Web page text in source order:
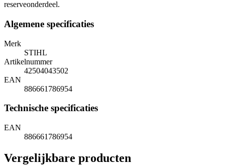
reserveonderdeel.
Algemene specificaties
Merk
STIHL
Artikelnummer
42504043502
EAN
886661786954
Technische specificaties
EAN
886661786954
Vergelijkbare producten